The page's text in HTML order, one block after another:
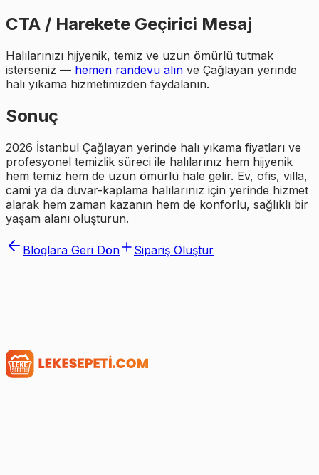
CTA / Harekete Geçirici Mesaj
Halılarınızı hijyenik, temiz ve uzun ömürlü tutmak
isterseniz — hemen randevu alın ve Çağlayan yerinde
halı yıkama hizmetimizden faydalanın.
Sonuç
2026 İstanbul Çağlayan yerinde halı yıkama fiyatları ve
profesyonel temizlik süreci ile halılarınız hem hijyenik
hem temiz hem de uzun ömürlü hale gelir. Ev, ofis, villa,
cami ya da duvar-kaplama halılarınız için yerinde hizmet
alarak hem zaman kazanın hem de konforlu, sağlıklı bir
yaşam alanı oluşturun.
Bloglara Geri Dön Sipariş Oluştur